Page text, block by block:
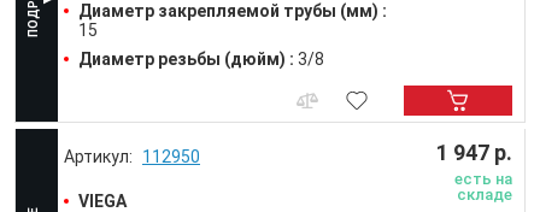
Диаметр закрепляемой трубы (мм) :
15
Диаметр резьбы (дюйм) : 3/8
112950
VIEGA
1 947 р.
есть на
складе